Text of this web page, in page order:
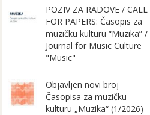
POZIV ZA RADOVE / CALL
FOR PAPERS: Časopis za
muzičku kulturu “Muzika” /
Journal for Music Culture
"Music"
Objavljen novi broj
Časopisa za muzičku
kulturu „Muzika“ (1/2026)